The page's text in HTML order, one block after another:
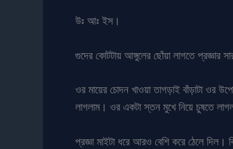
উঃ আঃ ইস।
গুদের কোটটায় আঙ্গুলের ছোঁয়া লাগতে প্রজ্ঞার
ওর মায়ের চোদন খাওয়া তাগড়াই বাঁড়াটা
লাগলাম। ওর একটা স্তন মুখে নিয়ে চুষতে
প্রজ্ঞা মাইটা ধরে আরও বেশি করে ঠেলে দিল।